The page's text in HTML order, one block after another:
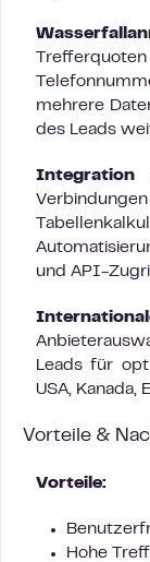
mehrere
des Leads
und API-
Leads für
USA, Kanada,
Vorteile &
Vorteile:
Hohe